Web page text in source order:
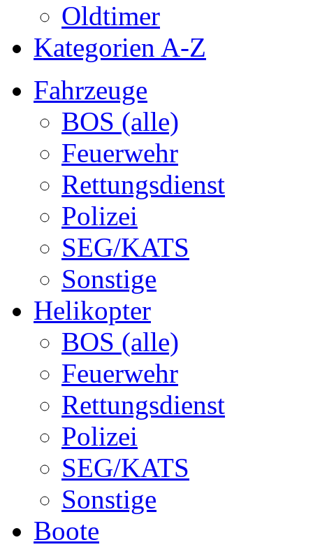
Oldtimer
Kategorien A-Z
Fahrzeuge
BOS (alle)
Feuerwehr
Rettungsdienst
Polizei
SEG/KATS
Sonstige
Helikopter
BOS (alle)
Feuerwehr
Rettungsdienst
Polizei
SEG/KATS
Sonstige
Boote